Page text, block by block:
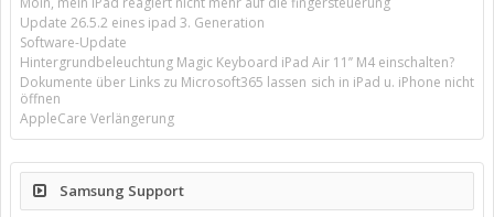
Update 26.5.2 eines ipad 3. Generation
Software-Update
Hintergrundbeleuchtung Magic Keyboard iPad Air 11’’ M4 einschalten?
Dokumente über Links zu Microsoft365 lassen sich in iPad u. iPhone nicht
öffnen
AppleCare Verlängerung
Samsung Support